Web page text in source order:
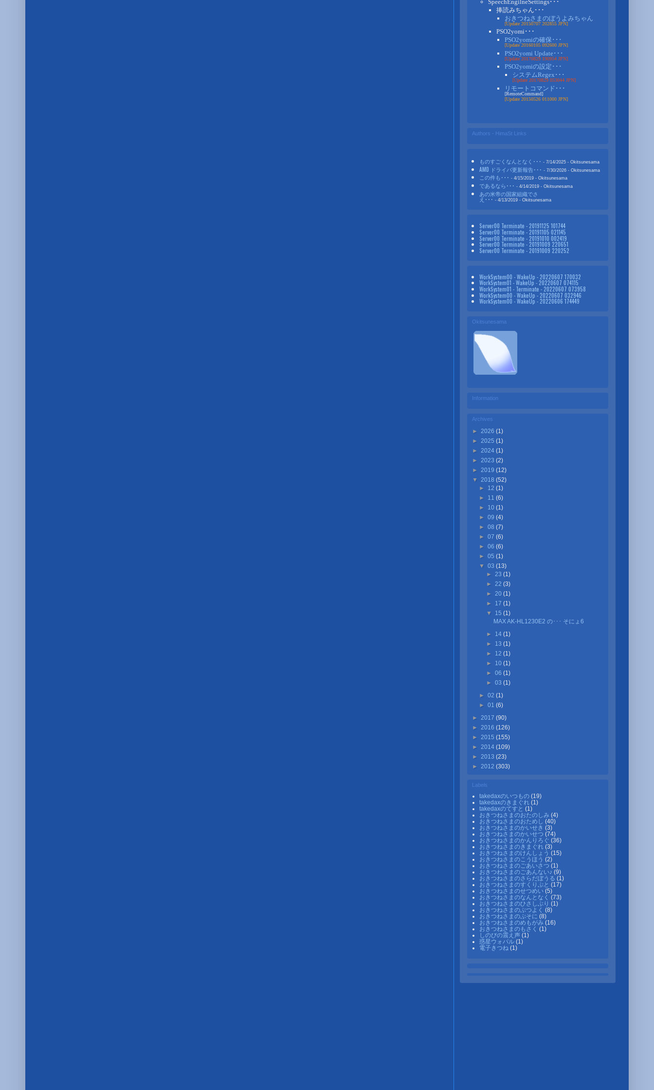
SpeechEngilneSettings･･･
捧読みちゃん･･･
おきつねさまのぼうよみちゃん
[Update 20150707 202855 JPN]
PSO2yomi･･･
PSO2yomiの確保･･･
[Update 20160105 092600 JPN]
PSO2yomi Update･･･
[Update 20170829 190954 JPN]
PSO2yomiの設定･･･
システムRegex･･･
[Update 20170829 053044 JPN]
リモートコマンド･･･
[RemoteCommand]
[Update 20150526 011000 JPN]
Authors - HimaSt Links
ものすごくなんとなく･･･ - 7/14/2025 - Okitsunesama
AMD ドライバ更新報告･･･ - 7/30/2026 - Okitsunesama
この件も･･･ - 4/15/2019 - Okitsunesama
であるなら･･･ - 4/14/2019 - Okitsunesama
あの米帝の国家組織でさ
え･･･ - 4/13/2019 - Okitsunesama
Server00 Terminate - 20191125 101744
Server00 Terminate - 20191105 021145
Server00 Terminate - 20191010 002419
Server00 Terminate - 20191009 220651
Server00 Terminate - 20191009 220252
WorkSystem00 - WakeUp - 20220607 170032
WorkSystem01 - WakeUp - 20220607 074115
WorkSystem01 - Terminate - 20220607 073958
WorkSystem00 - WakeUp - 20220607 032946
WorkSystem00 - WakeUp - 20220606 174449
Okitsunesama
Information
Archives
► 2026 (1)
► 2025 (1)
► 2024 (1)
► 2023 (2)
► 2019 (12)
▼ 2018 (52)
► 12(1)
► 11(6)
► 10(1)
►09(4)
►08(7)
►07(6)
►06(6)
►05(1)
▼03(13)
► 23 (1)
► 22 (3)
► 20 (1)
► 17 (1)
▼ 15 (1)
MAX AK-HL1230E2 の･･･ そにょ6
► 14 (1)
► 13 (1)
► 12 (1)
► 10 (1)
► 06 (1)
► 03 (1)
►02(1)
►01(6)
► 2017 (90)
► 2016 (126)
► 2015 (155)
► 2014 (109)
► 2013 (23)
► 2012 (303)
Labels
takedaxのいつもの (19)
takedaxのきまぐれ (1)
takedaxのてすと (1)
おきつねさまのおたのしみ (4)
おきつねさまのおためし (40)
おきつねさまのかいせき (3)
おきつねさまのかいせつ (74)
おきつねさまのかんりろぐ (36)
おきつねさまのきまぐれ (3)
おきつねさまのけんしょう (15)
おきつねさまのこうほう (2)
おきつねさまのごあいさつ (1)
おきつねさまのごあんない♪ (9)
おきつねさまのさらだぼうる (1)
おきつねさまのすくりぷと (17)
おきつねさまのせつめい (5)
おきつねさまのなんとなく (73)
おきつねさまのひさしぶり (1)
おきつねさまのぶつよく (8)
おきつねさまのぷそに (8)
おきつねさまのめもがみ (16)
おきつねさまのもさく (1)
しのびの震え声 (1)
惑星ウォパル (1)
電子きつね (1)